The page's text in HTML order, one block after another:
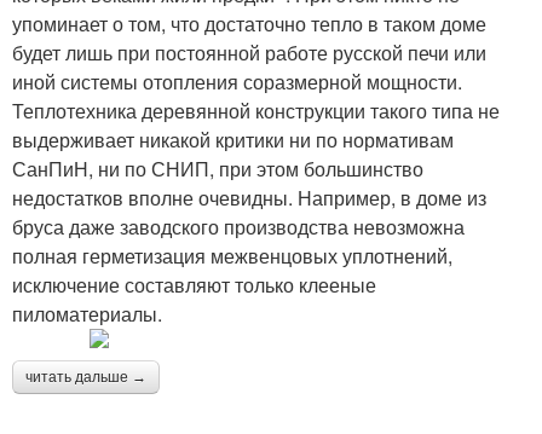
упоминает о том, что достаточно тепло в таком доме
будет лишь при постоянной работе русской печи или
иной системы отопления соразмерной мощности.
Теплотехника деревянной конструкции такого типа не
выдерживает никакой критики ни по нормативам
СанПиН, ни по СНИП, при этом большинство
недостатков вполне очевидны. Например, в доме из
бруса даже заводского производства невозможна
полная герметизация межвенцовых уплотнений,
исключение составляют только клееные
пиломатериалы.
читать дальше →